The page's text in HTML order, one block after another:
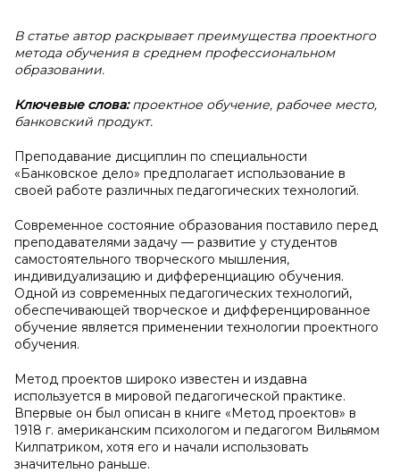
В статье автор раскрывает преимущества проектного
метода обучения в среднем профессиональном
образовании.
Ключевые слова:проектное обучение, рабочее место,
банковский продукт.
Преподавание дисциплин по специальности
«Банковское дело» предполагает использование в
своей работе различных педагогических технологий.
Современное состояние образования поставило перед
преподавателями задачу — развитие у студентов
самостоятельного творческого мышления,
индивидуализацию и дифференциацию обучения.
Одной из современных педагогических технологий,
обеспечивающей творческое и дифференцированное
обучение является применении технологии проектного
обучения.
Метод проектов широко известен и издавна
используется в мировой педагогической практике.
Впервые он был описан в книге «Метод проектов» в
1918 г. американским психологом и педагогом Вильямом
Килпатриком, хотя его и начали использовать
значительно раньше.